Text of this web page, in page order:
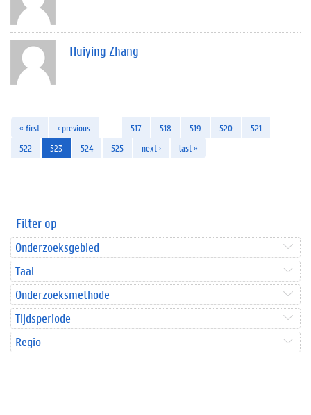
Huiying Zhang
« first ‹ previous 517 518 519 520
521
522
523 524 525 next › last »
Filter op
Onderzoeksgebied
Taal
Onderzoeksmethode
Tijdsperiode
Regio